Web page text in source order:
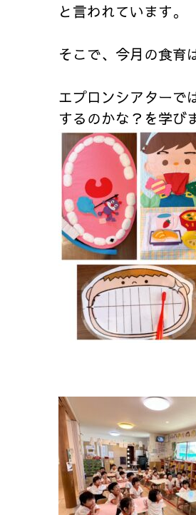
と言われています。
そこで、今月の食育
エプロンシアターで
するのかな？を学び